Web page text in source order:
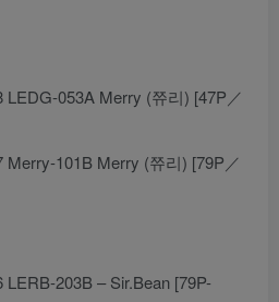
053A Merry (쮸리) [47P／
Merry-101B Merry (쮸리) [79P／
203B – Sir.Bean [79P-